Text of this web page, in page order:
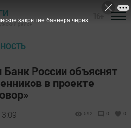
район
Банк России объяснят
в проекте
592 0 0
закрытие баннера через